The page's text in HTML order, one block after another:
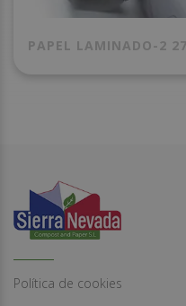
PAPEL LAMINADO-2
Política de cookies